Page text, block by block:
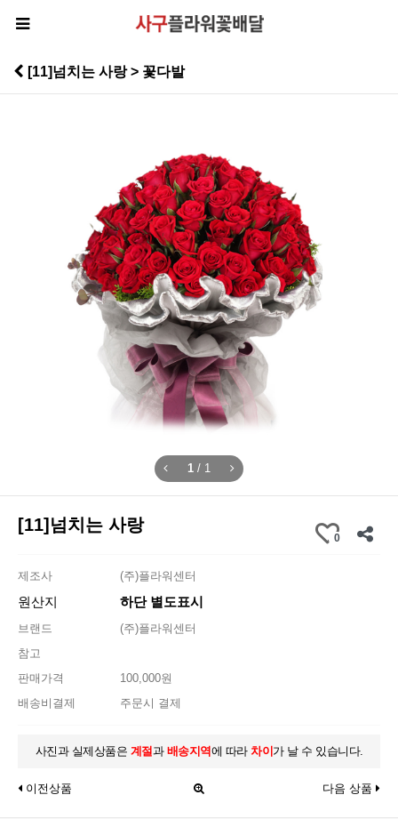
[11]넘치는 사랑 > 꽃다발
1 / 1
[11]넘치는 사랑
0
제조사 (주)플라워센터
원산지 하단 별도표시
브랜드
(주)플라워센터
참고
판매가격
100,000원
배송비결제
주문시 결제
사진과 실제상품은 계절과 배송지역에 따라 차이 가 날 수 있습니다.
이전상품 다음 상품